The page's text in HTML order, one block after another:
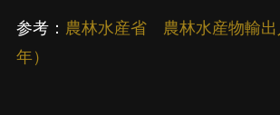
参考： 農林水産省 農林水産物輸出
年）